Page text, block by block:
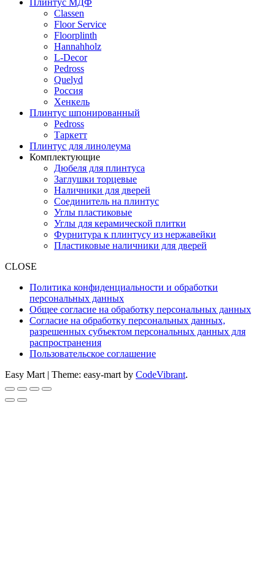
Classen
Floor Service
Floorplinth
Hannahholz
L-Decor
Pedross
Quelyd
Россия
Хенкель
Плинтус шпонированный
Pedross
Таркетт
Плинтус для линолеума
Комплектующие
Дюбеля для плинтуса
Заглушки торцевые
Наличники для дверей
Соединитель на плинтус
Углы пластиковые
Углы для керамической плитки
Фурнитура к плинтусу из нержавейки
Пластиковые наличники для дверей
CLOSE
Политика конфиденциальности и обработки
персональных данных
Общее согласие на обработку персональных данных
Согласие на обработку персональных данных,
разрешенных субъектом персональных данных для
распространения
Пользовательское соглашение
Easy Mart | Theme: easy-mart by CodeVibrant.